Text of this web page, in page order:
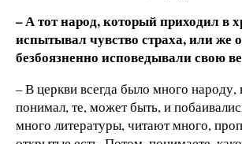
– А тот народ, который приходил в
испытывал чувство страха, или же
безбоязненно исповедывали свою
– В церкви всегда было много народу,
понимал, те, может быть, и
много литературы, читают много,